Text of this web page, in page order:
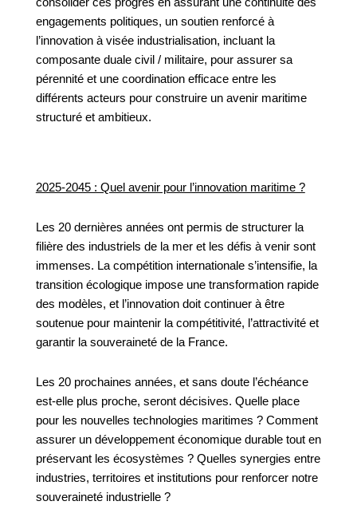
engagements politiques, un soutien renforcé à
l’innovation à visée industrialisation, incluant la
composante duale civil / militaire, pour assurer sa
pérennité et une coordination efficace entre les
différents acteurs pour construire un avenir maritime
structuré et ambitieux.
2025-2045 : Quel avenir pour l’innovation maritime ?
Les 20 dernières années ont permis de structurer la
filière des industriels de la mer et les défis à venir sont
immenses. La compétition internationale s’intensifie, la
transition écologique impose une transformation rapide
des modèles, et l’innovation doit continuer à être
soutenue pour maintenir la compétitivité, l’attractivité et
garantir la souveraineté de la France.
Les 20 prochaines années, et sans doute l’échéance
est-elle plus proche, seront décisives. Quelle place
pour les nouvelles technologies maritimes ? Comment
assurer un développement économique durable tout en
préservant les écosystèmes ? Quelles synergies entre
industries, territoires et institutions pour renforcer notre
souveraineté industrielle ?